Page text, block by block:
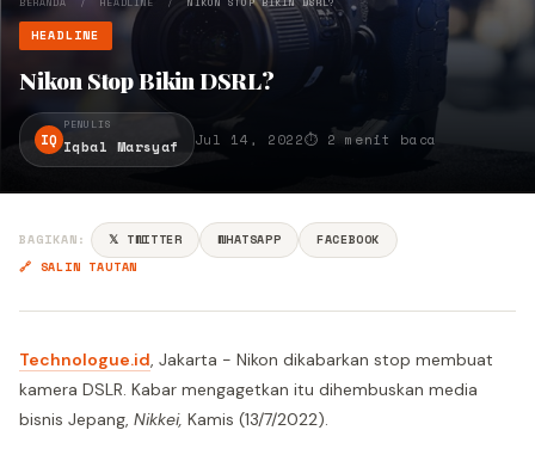
HEADLINE
Nikon Stop Bikin DSRL?
IQ
PENULIS
Iqbal Marsyaf Jul 14, 2022⏱ 2 menit baca
BAGIKAN: 𝕏 TWITTER WHATSAPP
FACEBOOK
🔗 SALIN TAUTAN
Technologue.id, Jakarta - Nikon dikabarkan stop membuat
kamera DSLR. Kabar mengagetkan itu dihembuskan media
bisnis Jepang, Nikkei, Kamis (13/7/2022).